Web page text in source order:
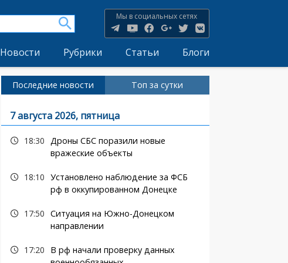
Мы в социальных сетях
Новости Рубрики Статьи Блоги
Последние новости Топ за сутки
7 августа 2026, пятница
18:30 Дроны СБС поразили новые
вражеские объекты
18:10 Установлено наблюдение за ФСБ
рф в оккупированном Донецке
17:50 Ситуация на Южно-Донецком
направлении
17:20
В рф начали проверку данных